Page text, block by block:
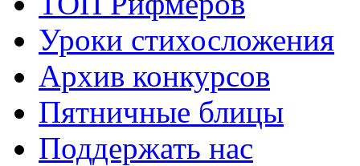
Уроки стихосложения
Архив конкурсов
Пятничные блицы
Поддержать нас